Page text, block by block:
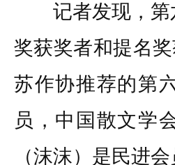
记者发现，第
奖获奖者和提名
苏作协推荐的第
员，中国散文学
（沫沫）是民进